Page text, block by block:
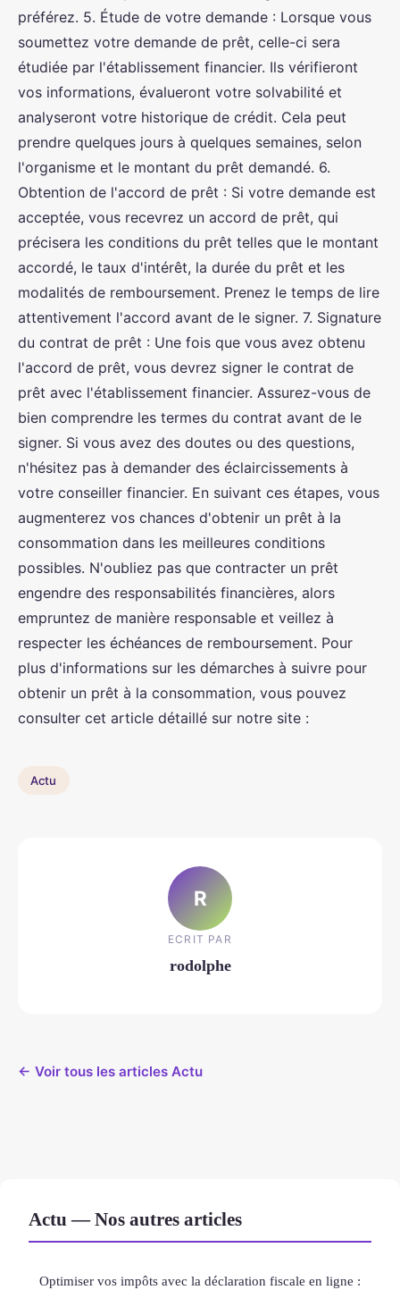
préférez. 5. Étude de votre demande : Lorsque vous
soumettez votre demande de prêt, celle-ci sera
étudiée par l'établissement financier. Ils vérifieront
vos informations, évalueront votre solvabilité et
analyseront votre historique de crédit. Cela peut
prendre quelques jours à quelques semaines, selon
l'organisme et le montant du prêt demandé. 6.
Obtention de l'accord de prêt : Si votre demande est
acceptée, vous recevrez un accord de prêt, qui
précisera les conditions du prêt telles que le montant
accordé, le taux d'intérêt, la durée du prêt et les
modalités de remboursement. Prenez le temps de lire
attentivement l'accord avant de le signer. 7. Signature
du contrat de prêt : Une fois que vous avez obtenu
l'accord de prêt, vous devrez signer le contrat de
prêt avec l'établissement financier. Assurez-vous de
bien comprendre les termes du contrat avant de le
signer. Si vous avez des doutes ou des questions,
n'hésitez pas à demander des éclaircissements à
votre conseiller financier. En suivant ces étapes, vous
augmenterez vos chances d'obtenir un prêt à la
consommation dans les meilleures conditions
possibles. N'oubliez pas que contracter un prêt
engendre des responsabilités financières, alors
empruntez de manière responsable et veillez à
respecter les échéances de remboursement. Pour
plus d'informations sur les démarches à suivre pour
obtenir un prêt à la consommation, vous pouvez
consulter cet article détaillé sur notre site :
Actu
R
ECRIT PAR
rodolphe
← Voir tous les articles Actu
Actu — Nos autres articles
Optimiser vos impôts avec la déclaration fiscale en ligne :